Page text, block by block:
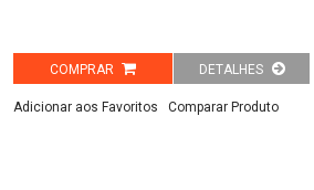
COMPRAR DETALHES
Adicionar aos Favoritos Comparar Produto